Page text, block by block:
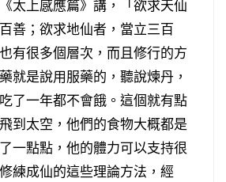
太上感應篇》講，「欲求天仙
善；欲求地仙者，當立三百
有很多個層次，而且修行的方
就是說用服藥的，聽說煉丹，
了一年都不會餓。這個就有點
到太空，他們的食物大概都是
一點點，他的體力可以支持很
練成仙的這些理論方法，經